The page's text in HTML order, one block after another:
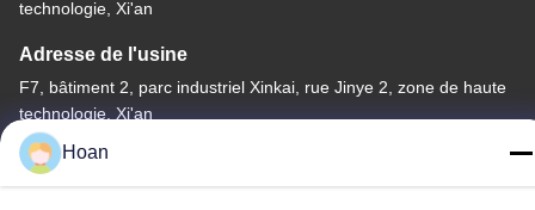
technologie, Xi'an
Adresse de l'usine
F7, bâtiment 2, parc industriel Xinkai, rue Jinye 2, zone de haute
technologie, Xi'an
Télégramme
86--18740357801
Hoan